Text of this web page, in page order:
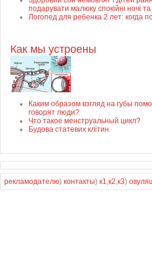
подарувати малюку спокійні ночі та
Логопед для ребенка 2 лет: когда
Как мы устроены
Каким образом взгляд на губы
говорят люди?
Что такое менструальный цикл?
Будова статевих клітин
рекламодателю) контакты) к1,к2,к3)